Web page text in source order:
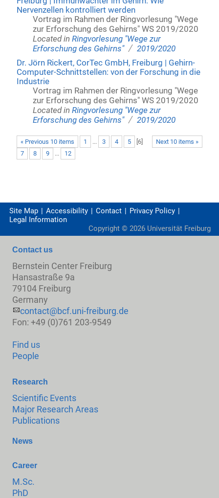
Nervenzellen kontrolliert werden
Vortrag im Rahmen der Ringvorlesung "Wege
zur Erforschung des Gehirns" WS 2019/2020
Located inRingvorlesung "Wege zur
Erforschung des Gehirns" / 2019/2020
Dr. Jörn Rickert, CorTec GmbH, Freiburg | Gehirn-
Computer-Schnittstellen: von der Forschung in die
Industrie
Vortrag im Rahmen der Ringvorlesung "Wege
zur Erforschung des Gehirns" WS 2019/2020
Located inRingvorlesung "Wege zur
Erforschung des Gehirns" / 2019/2020
« Previous 10 items Next 10 items »
1 ... 3 4 5 6]
7
8 9 ... 12
Site Map Accessibility Contact
Privacy Policy
Legal Information
Copyright © 2026 Universität Freiburg
Contact us
Bernstein Center Freiburg
Hansastraße 9a
79104 Freiburg
Germany
contact@bcf.uni-freiburg.de
Fon: +49 (0)761 203-9549
Find us
People
Research
Scientific Events
Major Research Areas
Publications
News
Career
M.Sc.
PhD